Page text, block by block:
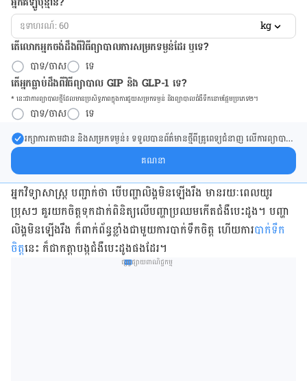
kg
តើលោកអ្នកចង់ដឹង​ពីវិធីព្យាបាលការសម្រកទម្ងន់ដែរ ឬទេ?
បាទ/ចាស
ទេ
តើអ្នកធ្លាប់ដឹងពីវិធីព្យាបាល GIP និង GLP-1 ទេ?
* នេះ​ជា​ការ​ព្យា​បាល​ថ្មីដែល​​មាន​ប្រសិទ្ធ​ភាព​ក្នុង​ការ​ជួយ​សម្រក​ទម្ងន់ និង​ព្យា​បាល​ជំ​ងឺ​ទឹក​នោម​ផ្អែម​ប្រភេទ២។
បាទ/ចាស ទេ
រក្សា​ការ​តាមដាន និងសម្រក​ទម្ងន់៖ ទទួលបាន​ព័ត៌​មាន​ថ្មី​ពី​គ្រូពេទ្យ​ជំនាញ លើ​ការ​ព្យា​បាល​
គណនា
អ្នកវិទ្យាសាស្ត្រ បញ្ជាក់​ថា បើបញ្ហា​លិង្គមិន​ឡើង​រឹង មាន​រយៈពេល​យូរ
ប្រុសៗ គួរយក​ចិត្តទុក​ដាក់​ពិនិត្យ​លើ​បញ្ហា​ប្រឈម​កើត​ជំងឺ​បេះដូង។ បញ្ហា​
លិង្គមិន​ឡើង​រឹង ក៏​ពាក់ព័ន្ធ​ខ្លាំង​ជាមួយ​ការ​បាក់ទឹកចិត្ត ហើយ​ការ​បាក់ទឹក
ចិត្ត​នេះ ក៏ជា​កត្ដា​បង្ក​ជំងឺបេះដូង​ផងដែរ។
ផ្សព្វផ្សាយពាណិជ្ជកម្ម